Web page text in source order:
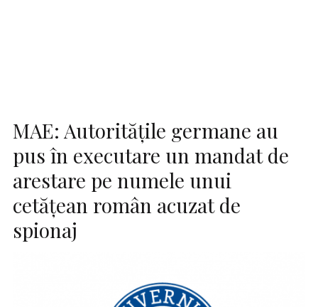
MAE: Autorităţile germane au
pus în executare un mandat de
arestare pe numele unui
cetăţean român acuzat de
spionaj